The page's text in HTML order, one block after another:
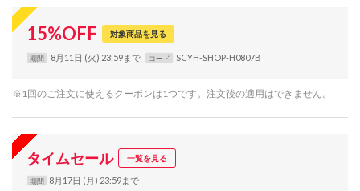
15%OFF 対象商品を見る
期間 8月11日 (火) 23:59まで コード SCYH-SHOP-H0807B
※1回のご注文に使えるクーポンは1つです。注文後の適用はできません。
タイムセール 一覧を見る
期間 8月17日 (月) 23:59まで